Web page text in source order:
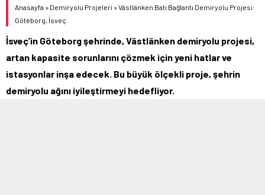
Anasayfa » Demiryolu Projeleri »Västlänken Batı Bağlantı Demiryolu Projesi:
Göteborg, İsveç
İsveç’in Göteborg şehrinde, Västlänken demiryolu projesi,
artan kapasite sorunlarını çözmek için yeni hatlar ve
istasyonlar inşa edecek. Bu büyük ölçekli proje, şehrin
demiryolu ağını iyileştirmeyi hedefliyor.